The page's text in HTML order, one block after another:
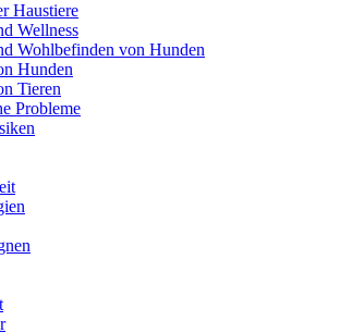
Haustiere
Wellness
Wohlbefinden von Hunden
Hunden
Tieren
Probleme